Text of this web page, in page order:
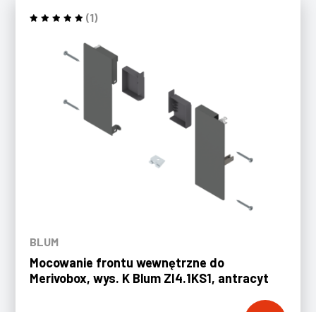
(1)
BLUM
Mocowanie frontu wewnętrzne do
Merivobox, wys. K Blum ZI4.1KS1, antracyt